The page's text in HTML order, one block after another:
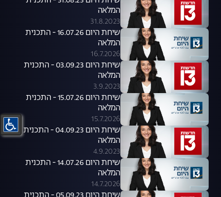
המלאה
31.8.2023
שיחת היום 16.07.26 - התכנית
המלאה
16.7.2026
שיחת היום 03.09.23 - התכנית
המלאה
3.9.2023
שיחת היום 15.07.26 - התכנית
המלאה
15.7.2026
שיחת היום 04.09.23 - התכנית
המלאה
4.9.2023
שיחת היום 14.07.26 - התכנית
המלאה
14.7.2026